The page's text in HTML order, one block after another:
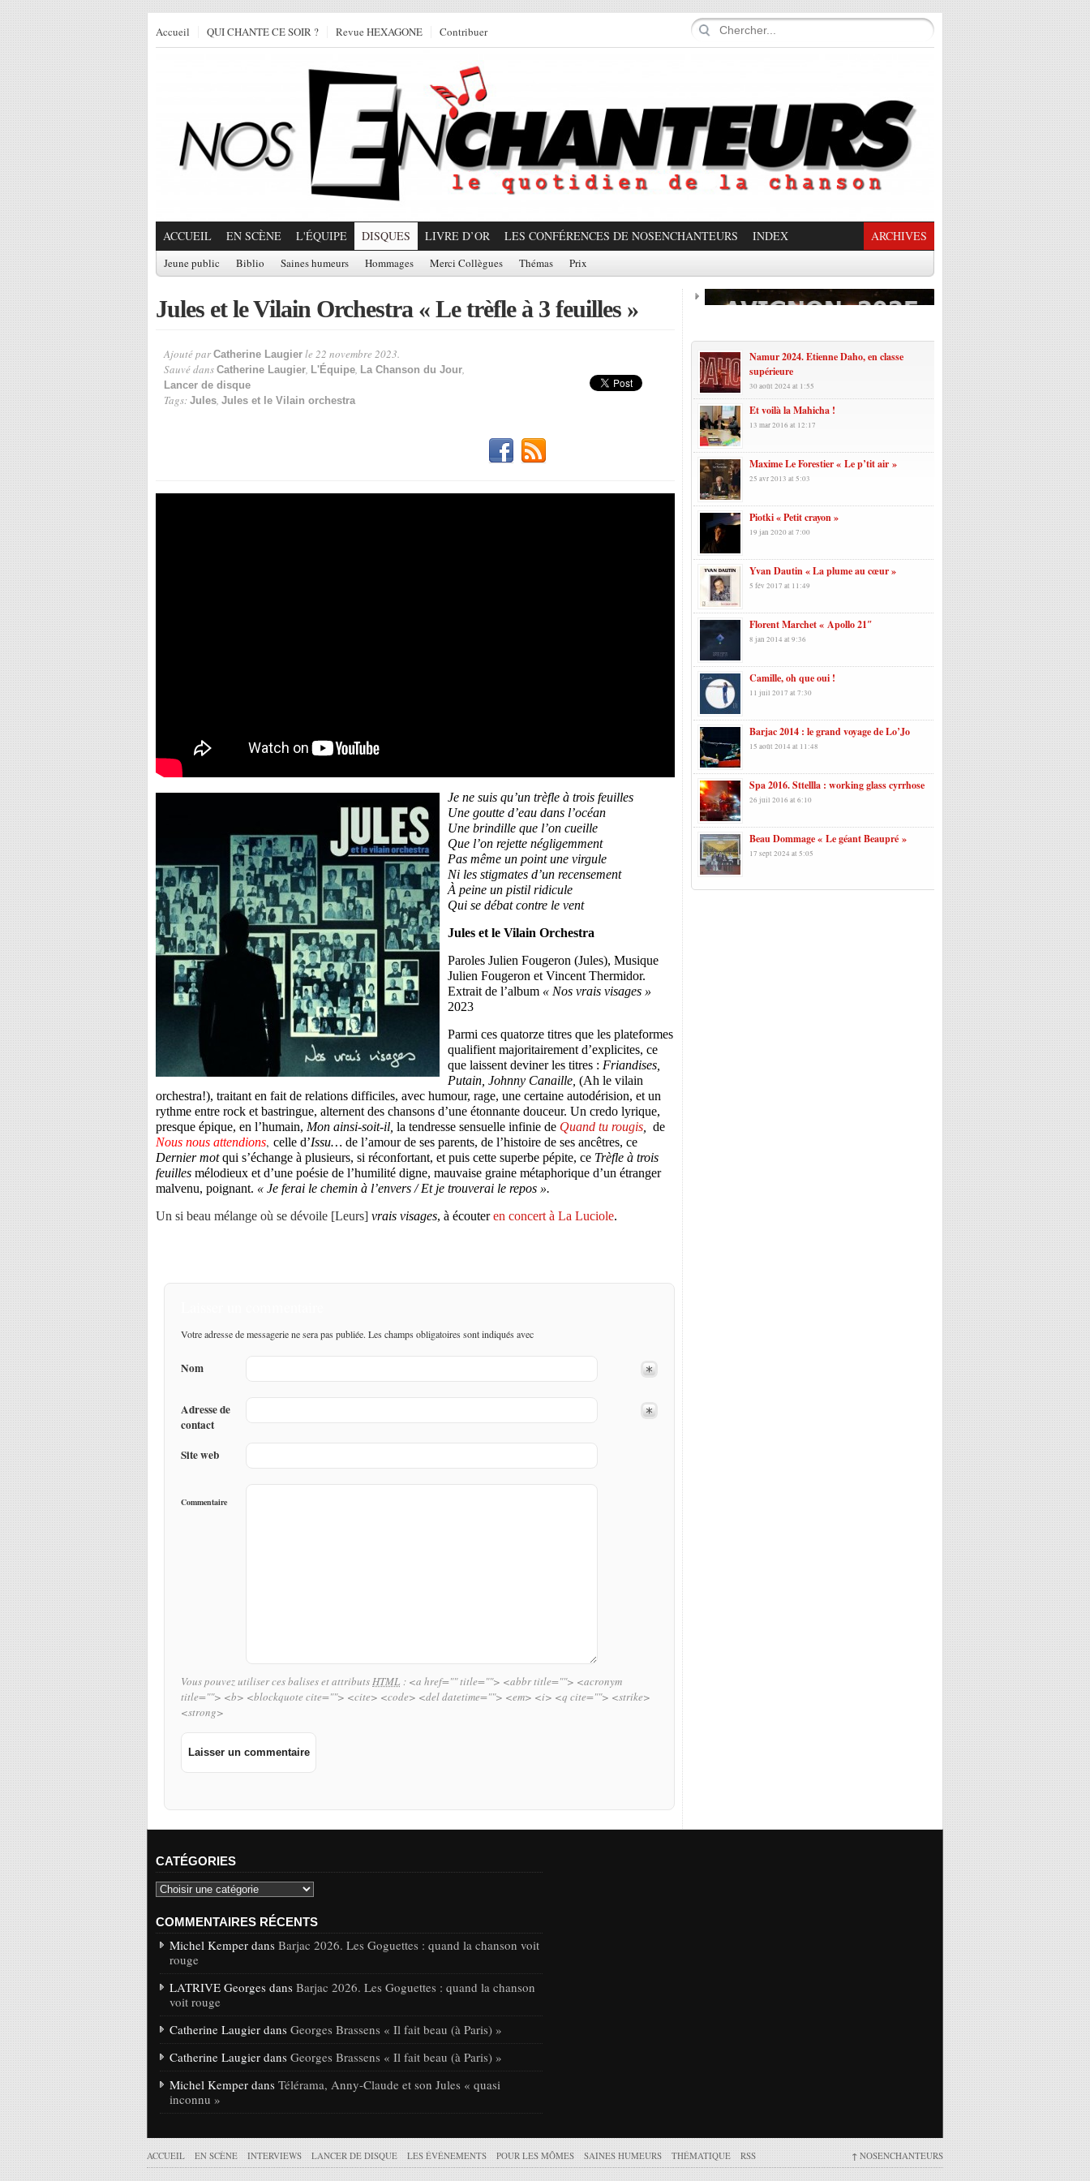
Accueil QUI CHANTE CE SOIR ? Revue HEXAGONE Contribuer
ACCUEIL EN SCÈNE L'ÉQUIPE DISQUES LIVRE D’OR LES CONFÉRENCES DE NOSENCHANTEURS INDEX ARCHIVES
Jeune public Biblio Saines humeurs Hommages Merci Collègues Thémas Prix
Jules et le Vilain Orchestra « Le trèfle à 3 feuilles »
Ajouté par Catherine Laugier le 22 novembre 2023.
Sauvé dans Catherine Laugier, L'Équipe, La Chanson du Jour,
Lancer de disque
Tags: Jules, Jules et le Vilain orchestra
Je ne suis qu’un trèfle à trois feuilles
Une goutte d’eau dans l’océan
Une brindille que l’on cueille
Que l’on rejette négligemment
Pas même un point une virgule
Ni les stigmates d’un recensement
À peine un pistil ridicule
Qui se débat contre le vent
Jules et le Vilain Orchestra
Paroles Julien Fougeron (Jules), Musique
Julien Fougeron et Vincent Thermidor.
Extrait de l’album « Nos vrais visages »
2023
Parmi ces quatorze titres que les plateformes
qualifient majoritairement d’explicites, ce
que laissent deviner les titres : Friandises,
Putain, Johnny Canaille, (Ah le vilain
orchestra!), traitant en fait de relations difficiles, avec humour, rage, une certaine autodérision, et un
rythme entre rock et bastringue, alternent des chansons d’une étonnante douceur. Un credo lyrique,
presque épique, en l’humain, Mon ainsi-soit-il, la tendresse sensuelle infinie de Quand tu rougis
de
Nous nous attendions, celle d’Issu… de l’amour de ses parents, de l’histoire de ses ancêtres, ce
Dernier motqui s’échange à plusieurs, si réconfortant, et puis cette superbe pépite, ce Trèfle à trois
feuilles mélodieux et d’une poésie de l’humilité digne, mauvaise graine métaphorique d’un étranger
malvenu, poignant. « Je ferai le chemin à l’envers / Et je trouverai le repos ».
Un si beau mélange où se dévoile [Leurs] vrais visages, à écouteren concert à La Luciole.
Votre adresse de messagerie ne sera pas publiée. Les champs obligatoires sont indiqués avec
Nom
Adresse de
contact
Site web
Commentaire
Vous pouvez utiliser ces balises et attributsHTML : <a href="" title=""> <abbr title=""> <acronym
title=""> <b> <blockquote cite=""> <cite> <code> <del datetime=""> <em> <i> <q cite=""> <strike>
<strong>
Namur 2024. Etienne Daho, en classe
supérieure
30 août 2024 at 1:55
Et voilà la Mahicha !
13 mar 2016 at 12:17
Maxime Le Forestier « Le p’tit air »
25 avr 2013 at 5:03
Piotki « Petit crayon »
19 jan 2020 at 7:00
Yvan Dautin « La plume au cœur »
5 fév 2017 at 11:49
Florent Marchet « Apollo 21″
8 jan 2014 at 9:36
Camille, oh que oui !
11 juil 2017 at 7:30
Barjac 2014 : le grand voyage de Lo’Jo
15 août 2014 at 11:48
Spa 2016. Sttellla : working glass cyrrhose
26 juil 2016 at 6:10
Beau Dommage « Le géant Beaupré »
17 sept 2024 at 5:05
CATÉGORIES
COMMENTAIRES RÉCENTS
Michel Kemper dans Barjac 2026. Les Goguettes : quand la chanson voit
rouge
LATRIVE Georges dans Barjac 2026. Les Goguettes : quand la chanson
voit rouge
Catherine Laugier dans Georges Brassens « Il fait beau (à Paris) »
Catherine Laugier dans Georges Brassens « Il fait beau (à Paris) »
Michel Kemper dans Télérama, Anny-Claude et son Jules « quasi
inconnu »
ACCUEIL EN SCÈNE INTERVIEWS LANCER DE DISQUE LES ÉVÉNEMENTS POUR LES MÔMES SAINES HUMEURS THÉMATIQUE RSS ↑ NOSENCHANTEURS